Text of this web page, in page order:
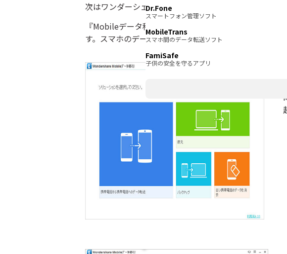
Dr.Fone
スマートフォン管理ソフト
MobileTrans
スマホ間のデータ転送ソフト
FamiSafe
子供の安全を守るアプリ
次はワンダーシェアのMobileデータ移行でドコモからド
『Mobileデータ移行』（Windows版）は開発終了とア
す。スマホのデータを他のスマホに移行できます。使用